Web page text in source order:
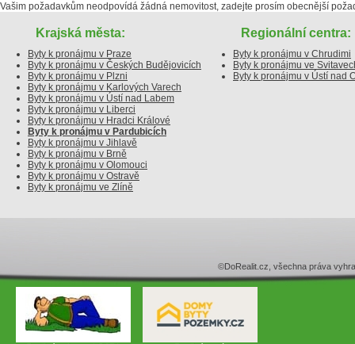
Vašim požadavkům neodpovídá žádná nemovitost, zadejte prosím obecnější
Krajská města:
Byty k pronájmu v Praze
Byty k pronájmu v Českých Budějovicích
Byty k pronájmu v Plzni
Byty k pronájmu v Karlových Varech
Byty k pronájmu v Ústí nad Labem
Byty k pronájmu v Liberci
Byty k pronájmu v Hradci Králové
Byty k pronájmu v Pardubicích
Byty k pronájmu v Jihlavě
Byty k pronájmu v Brně
Byty k pronájmu v Olomouci
Byty k pronájmu v Ostravě
Byty k pronájmu ve Zlíně
Regionální centra:
Byty k pronájmu v Chrudimi
Byty k pronájmu ve
Byty k pronájmu v Ústí nad
©DoRealit.cz, všechna práva